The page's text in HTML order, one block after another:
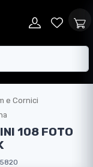
e Cornici
108 FOTO